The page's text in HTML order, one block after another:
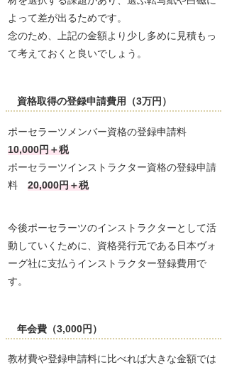
よって差が出るためです。
念のため、上記の金額より少し多めに見積もっ
て考えておくと良いでしょう。
資格取得の登録申請費用（3万円）
ポーセラーツメンバー資格の登録申請料
10,000円＋税
ポーセラーツインストラクター資格の登録申請
料 20,000円＋税
今後ポーセラーツのインストラクターとして活
動していくために、資格発行元である日本ヴォ
ーグ社に支払うインストラクター登録費用で
す。
年会費（3,000円）
教材費や登録申請料に比べれば大きな金額では